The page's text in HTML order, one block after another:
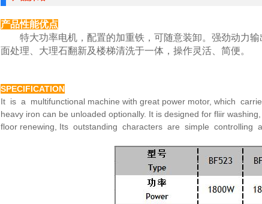
产品性能优点
特大功率电机，配置的加重铁，可随意装卸。强劲动力输
面处理、大理石翻新及楼梯清洗于一体，操作灵活、简便。
SPECIFICATION
It is a multifunctional machine with great power motor, which
heavy iron can be unloaded optionally. It is designed for fliir washing,
floor renewing, Its outstanding characters are simple controlling